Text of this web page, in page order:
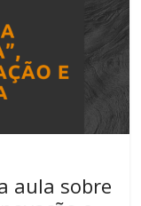
aula sobre